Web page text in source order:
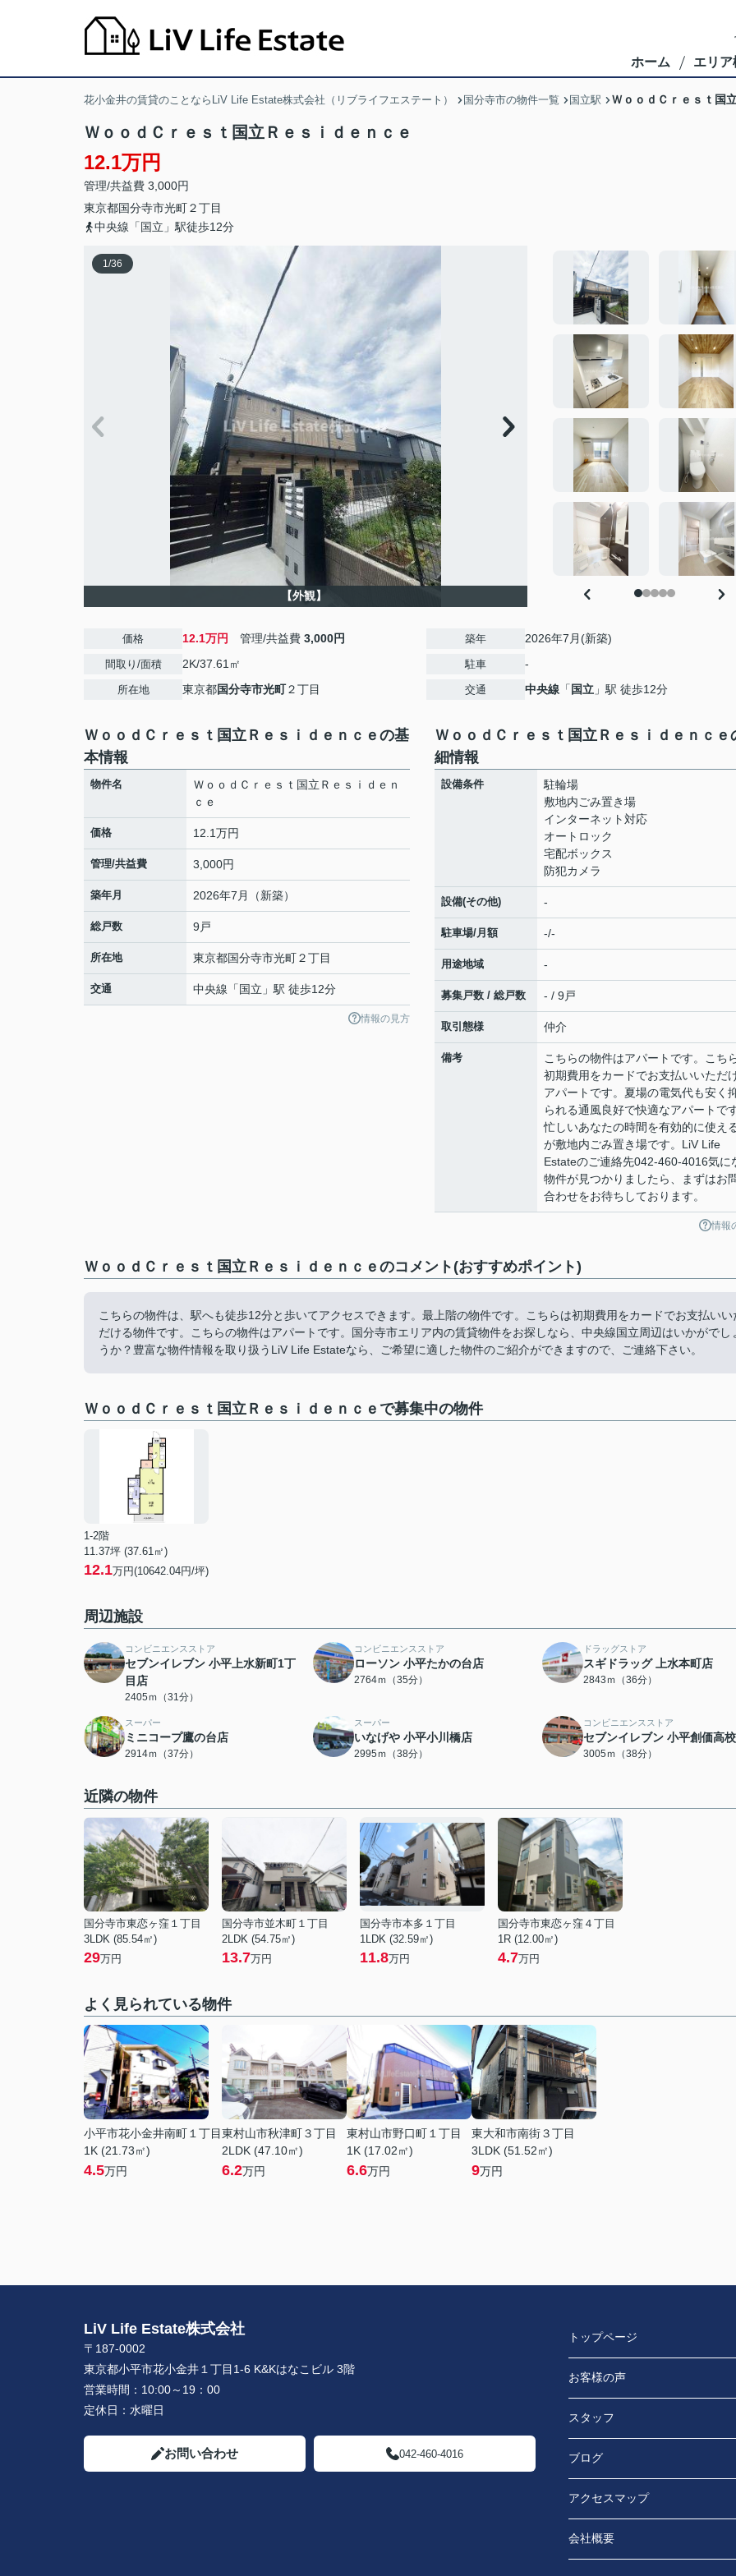
ホーム エリア
花小金井の賃貸のことならLiV Life Estate株式会社（リブライフエステート） 国分寺市の物件一覧 国立駅 ＷｏｏｄＣｒｅｓｔ国
ＷｏｏｄＣｒｅｓｔ国立Ｒｅｓｉｄｅｎｃｅ
12.1万円
管理/共益費 3,000円
東京都国分寺市光町２丁目
中央線「国立」駅徒歩12分
1/36
【外観】
価格 12.1万円 管理/共益費 3,000円
間取り/面積 2K/37.61㎡
所在地 東京都国分寺市光町２丁目
築年 2026年7月(新築)
駐車 -
交通 中央線 「 国立 」駅 徒歩12分
ＷｏｏｄＣｒｅｓｔ国立Ｒｅｓｉｄｅｎｃｅの基
本情報
物件名
ＷｏｏｄＣｒｅｓｔ国立Ｒｅｓｉｄｅｎ
ｃｅ
価格 12.1万円
管理/共益費 3,000円
築年月 2026年7月（新築）
総戸数 9戸
所在地 東京都国分寺市光町２丁目
交通 中央線 「 国立 」駅 徒歩12分
情報の見方
ＷｏｏｄＣｒｅｓｔ国立Ｒｅｓｉｄｅｎｃｅ
細情報
設備条件
駐輪場
敷地内ごみ置き場
インターネット対応
オートロック
宅配ボックス
防犯カメラ
設備(その他) -
駐車場/月額 -/-
用途地域 -
募集戸数 / 総戸数 - / 9戸
取引態様 仲介
備考
こちらの物件はアパートです。こち
初期費用をカードでお支払いいただ
アパートです。夏場の電気代も安く
られる通風良好で快適なアパートで
忙しいあなたの時間を有効的に使え
が敷地内ごみ置き場です。LiV Life
Estateのご連絡先042-460-4016気に
物件が見つかりましたら、まずはお
合わせをお待ちしております。
情報
ＷｏｏｄＣｒｅｓｔ国立Ｒｅｓｉｄｅｎｃｅのコメント(おすすめポイント)
こちらの物件は、駅へも徒歩12分と歩いてアクセスできます。最上階の物件です。こちらは初期費用をカードでお支払いい
だける物件です。こちらの物件はアパートです。国分寺市エリア内の賃貸物件をお探しなら、中央線国立周辺はいかがでし
うか？豊富な物件情報を取り扱うLiV Life Estateなら、ご希望に適した物件のご紹介ができますので、ご連絡下さい。
ＷｏｏｄＣｒｅｓｔ国立Ｒｅｓｉｄｅｎｃｅで募集中の物件
1-2階
11.37坪 (37.61㎡)
12.1万円(10642.04円/坪)
周辺施設
コンビニエンスストア
セブンイレブン 小平上水新町1丁
目店
2405ｍ（31分）
コンビニエンスストア
ローソン 小平たかの台店
2764ｍ（35分）
ドラッグストア
スギドラッグ 上水本町店
2843ｍ（36分）
スーパー
ミニコープ鷹の台店
2914ｍ（37分）
スーパー
いなげや 小平小川橋店
2995ｍ（38分）
コンビニエンスストア
セブンイレブン 小平創価高
3005ｍ（38分）
近隣の物件
国分寺市東恋ヶ窪１丁目
3LDK (85.54㎡)
29万円
国分寺市並木町１丁目
2LDK (54.75㎡)
13.7万円
国分寺市本多１丁目
1LDK (32.59㎡)
11.8万円
国分寺市東恋ヶ窪４丁目
1R (12.00㎡)
4.7万円
よく見られている物件
小平市花小金井南町１丁目
1K (21.73㎡)
4.5万円
東村山市秋津町３丁目
2LDK (47.10㎡)
6.2万円
東村山市野口町１丁目
1K (17.02㎡)
6.6万円
東大和市南街３丁目
3LDK (51.52㎡)
9万円
LiV Life Estate株式会社
〒187-0002
東京都小平市花小金井１丁目1-6 K&Kはなこビル 3階
営業時間： 10:00～19：00
定休日： 水曜日
お問い合わせ 042-460-4016
トップページ
お客様の声
スタッフ
ブログ
アクセスマップ
会社概要